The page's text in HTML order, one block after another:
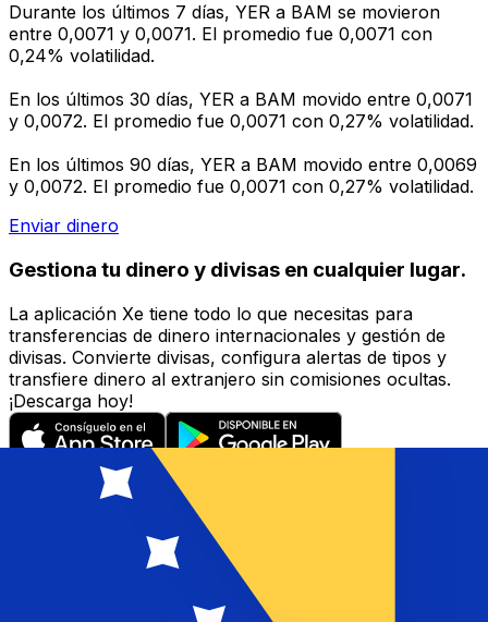
Durante los últimos 7 días, YER a BAM se movieron
entre 0,0071 y 0,0071. El promedio fue 0,0071 con
0,24% volatilidad.
En los últimos 30 días, YER a BAM movido entre 0,0071
y 0,0072. El promedio fue 0,0071 con 0,27% volatilidad.
En los últimos 90 días, YER a BAM movido entre 0,0069
y 0,0072. El promedio fue 0,0071 con 0,27% volatilidad.
Enviar dinero
Gestiona tu dinero y divisas en cualquier lugar.
La aplicación Xe tiene todo lo que necesitas para
transferencias de dinero internacionales y gestión de
divisas. Convierte divisas, configura alertas de tipos y
transfiere dinero al extranjero sin comisiones ocultas.
¡Descarga hoy!